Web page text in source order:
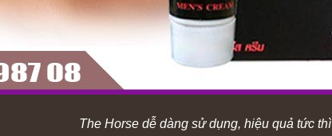
The Horse dễ dàng sử dụng, hiệu quả tức thì